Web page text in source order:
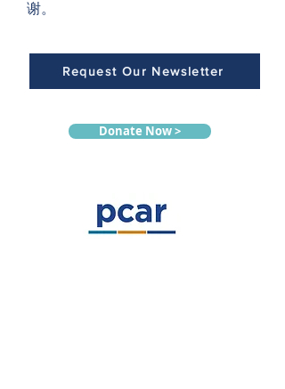
谢。
Request Our Newsletter
Donate Now >